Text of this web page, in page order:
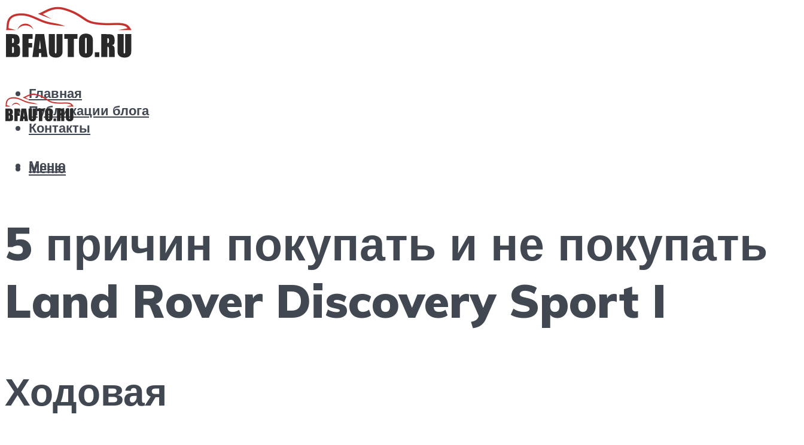
Главная
Публикации блога
Контакты
Меню
Меню
5 причин покупать и не покупать
Land Rover Discovery Sport I
Ходовая